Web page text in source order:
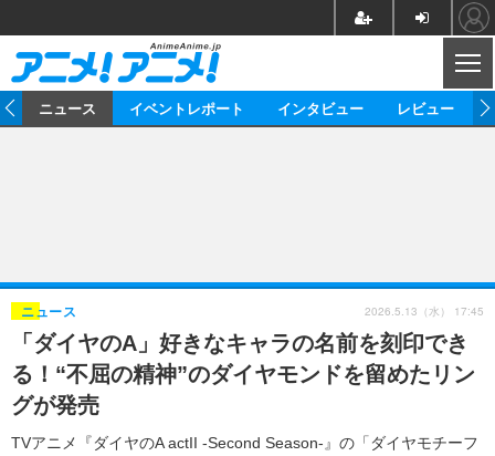
ゲーム グッズ
イベント 海外
海外イベント ビジネス
俳優・タレント アーティスト
ビジネス
アニメ 実写
書評 イベント
ゲーム 座談会
動画
アニメ！アニメ！TV ABEMA Cafe
連載・コラム
ニュース イベントレポート インタビュー レビュー
「ダイヤのA」好きなキャラの名前を刻印でき
る！“不屈の精神”のダイヤモンドを留めたリン
グが発売
TVアニメ『ダイヤのA actII -Second Season-』の「ダイヤモチーフ
ニュース 2026.5.13（水） 17:45